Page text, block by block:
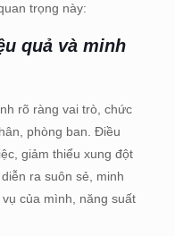
trọng này:
quả và minh
rõ ràng vai trò, chức
phòng ban. Điều
giảm thiểu xung đột
ra suôn sẻ, minh
của mình, năng suất